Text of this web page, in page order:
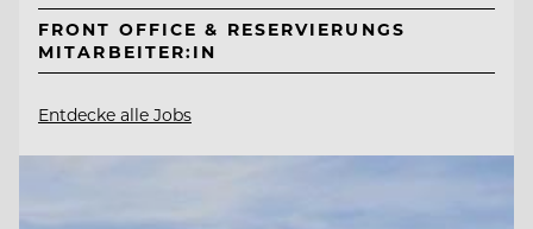
FRONT OFFICE & RESERVIERUNGS
MITARBEITER:IN
Entdecke alle Jobs